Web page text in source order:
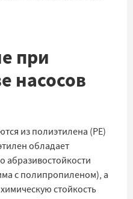
при
насосов
из полиэтилена (PE)
обладает
абразивостойкости
с полипропиленом), а
стойкость